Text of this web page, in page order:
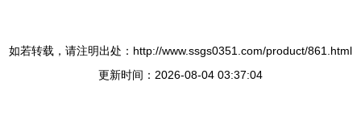
如若转载，请注明出处：http://www.ssgs0351.com/product/861.html
更新时间：2026-08-04 03:37:04